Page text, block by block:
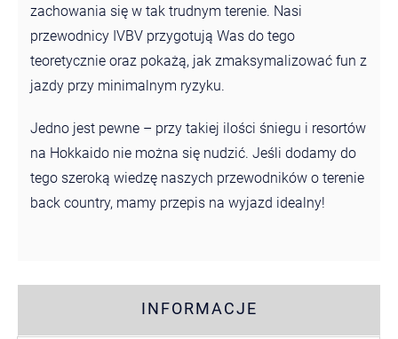
zachowania się w tak trudnym terenie. Nasi
przewodnicy IVBV przygotują Was do tego
teoretycznie oraz pokażą, jak zmaksymalizować fun z
jazdy przy minimalnym ryzyku.
Jedno jest pewne – przy takiej ilości śniegu i resortów
na Hokkaido nie można się nudzić. Jeśli dodamy do
tego szeroką wiedzę naszych przewodników o terenie
back country, mamy przepis na wyjazd idealny!
INFORMACJE